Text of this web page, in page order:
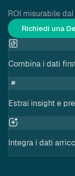
ROI misurabile
Richiedi una
Combina i dati
Estrai insight e
Integra i dati